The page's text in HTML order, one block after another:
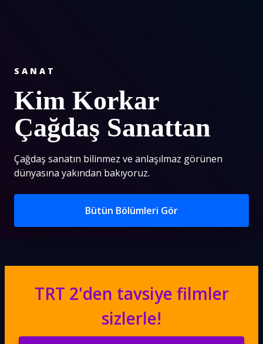
SANAT
Kim Korkar
Çağdaş Sanattan
Çağdaş sanatın bilinmez ve anlaşılmaz görünen
dünyasına yakından bakıyoruz.
Bütün Bölümleri Gör
TRT 2'den tavsiye filmler
sizlerle!